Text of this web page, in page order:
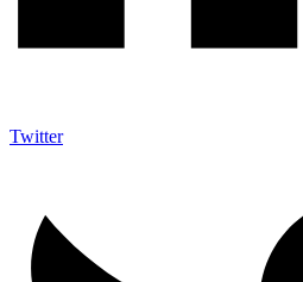
Twitter